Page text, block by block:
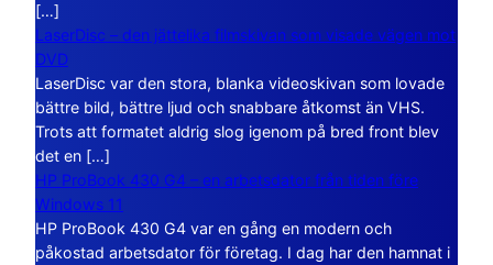
[…]
LaserDisc – den jättelika filmskivan som visade vägen mot
DVD
LaserDisc var den stora, blanka videoskivan som lovade
bättre bild, bättre ljud och snabbare åtkomst än VHS.
Trots att formatet aldrig slog igenom på bred front blev
det en […]
HP ProBook 430 G4 – en arbetsdator från tiden före
Windows 11
HP ProBook 430 G4 var en gång en modern och
påkostad arbetsdator för företag. I dag har den hamnat i